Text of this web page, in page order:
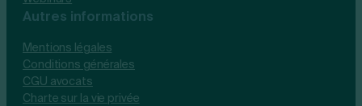
Autres informations
Mentions légales
Conditions générales
CGU avocats
Charte sur la vie privée